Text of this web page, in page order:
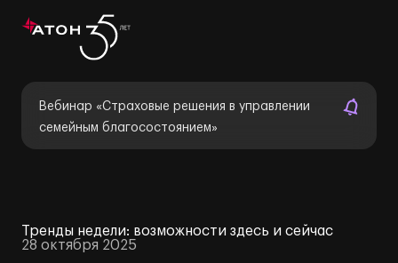
Вебинар «Страховые решения в управлении
семейным благосостоянием»
Тренды недели: возможности здесь и сейчас
28 октября 2025